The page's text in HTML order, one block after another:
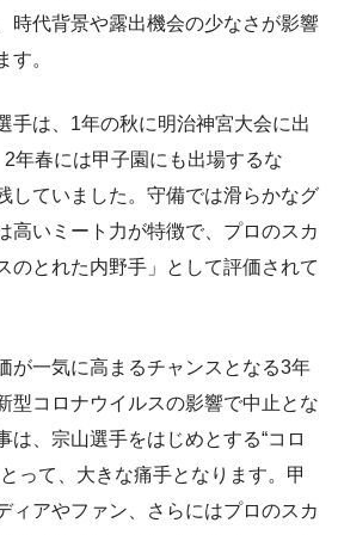
時代背景や露出機会の少なさが影響
す。
手は、1年の秋に明治神宮大会に出
年春には甲子園にも出場するな
していました。守備では滑らかなグ
高いミート力が特徴で、プロのスカ
のとれた内野手」として評価されて
が一気に高まるチャンスとなる3年
型コロナウイルスの影響で中止とな
は、宗山選手をはじめとする“コロ
って、大きな痛手となります。甲
ィアやファン、さらにはプロのスカ